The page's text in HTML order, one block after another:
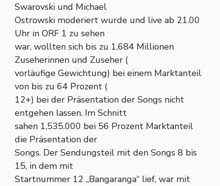
Swarovski und Michael
Ostrowski moderiert wurde und live ab 21.00
Uhr in ORF 1 zu sehen
war, wollten sich bis zu 1,684 Millionen
Zuseherinnen und Zuseher (
vorläufige Gewichtung) bei einem Marktanteil
von bis zu 64 Prozent (
12+) bei der Präsentation der Songs nicht
entgehen lassen. Im Schnitt
sahen 1,535.000 bei 56 Prozent Marktanteil
die Präsentation der
Songs. Der Sendungsteil mit den Songs 8 bis
15, in dem mit
Startnummer 12 „Bangaranga“ lief, war mit